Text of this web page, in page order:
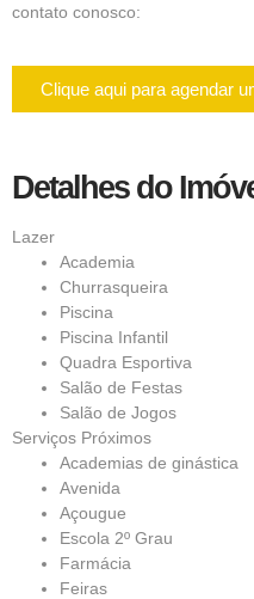
contato conosco:
Clique aqui para agendar
Detalhes do
Lazer
Academia
Churrasqueira
Piscina
Piscina Infantil
Quadra Esportiva
Salão de Festas
Salão de Jogos
Serviços Próximos
Academias de ginástica
Avenida
Açougue
Escola 2º Grau
Farmácia
Feiras